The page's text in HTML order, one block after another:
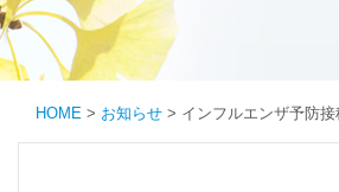
HOME > お知らせ > インフルエンザ予防接